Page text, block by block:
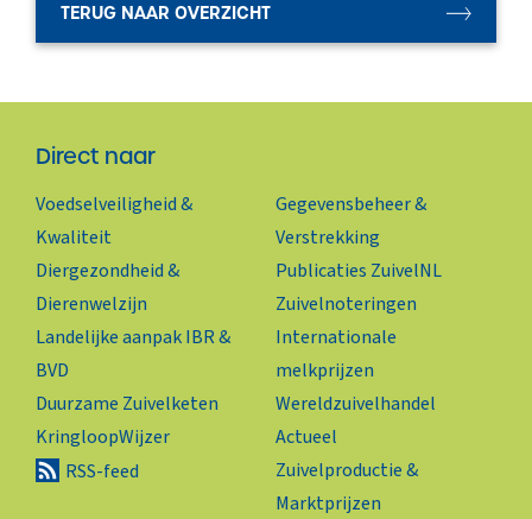
TERUG NAAR OVERZICHT
Direct naar
Voedselveiligheid &
Kwaliteit
Diergezondheid &
Dierenwelzijn
Landelijke aanpak IBR &
BVD
Duurzame Zuivelketen
KringloopWijzer
RSS-feed
Gegevensbeheer &
Verstrekking
Publicaties ZuivelNL
Zuivelnoteringen
Internationale
melkprijzen
Wereldzuivelhandel
Actueel
Zuivelproductie &
Marktprijzen